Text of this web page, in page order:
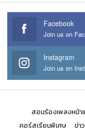
Facebook
Join us on
Instagram
Join us on
สอนร้องเพลงหน้า
คอร์สเรียนพิเศษ
ข่า